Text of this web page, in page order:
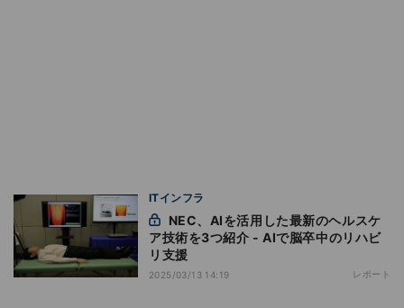
ITインフラ
ア技術を3つ紹介 - AIで脳卒中のリハビ
リ支援
2025/03/13 14:19 レポート